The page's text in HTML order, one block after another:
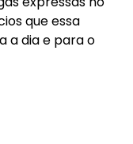
que essa
a dia e para o